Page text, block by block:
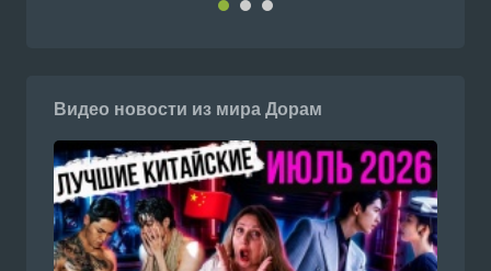
Видео новости из мира Дорам